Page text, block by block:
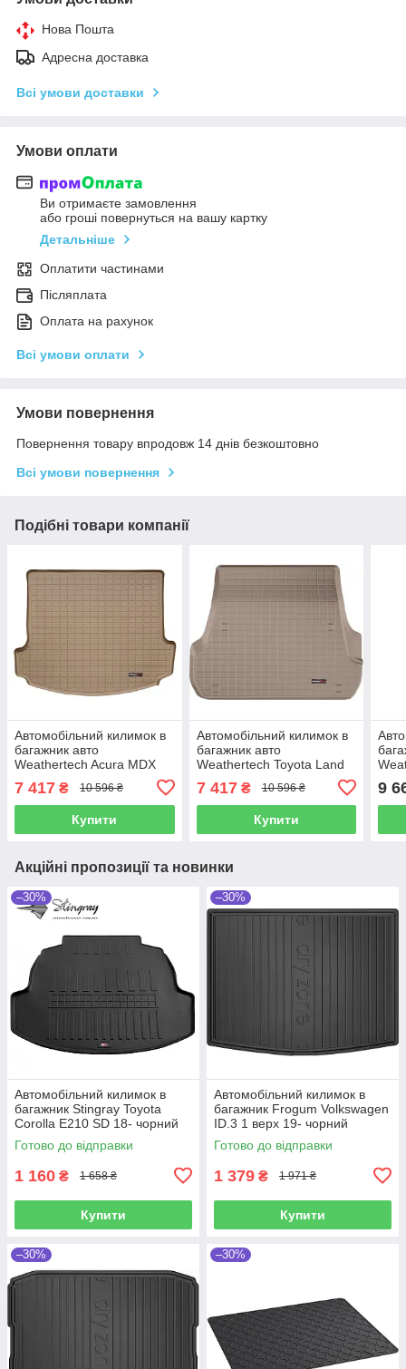
Нова Пошта
Адресна доставка
Всі умови доставки
Умови оплати
Ви отримаєте замовлення
або гроші повернуться на вашу картку
Детальніше
Оплатити частинами
Післяплата
Оплата на рахунок
Всі умови оплати
Умови повернення
Повернення товару впродовж 14 днів безкоштовно
Всі умови повернення
Подібні товари компанії
Автомобільний килимок в
багажник авто
Weathertech Acura MDX
рядом Акура МДХ
7 417 ₴ 10 596 ₴
Купити
Автомобільний килимок в
багажник авто
Weathertech Toyota Land
бежевий за 2м рядом
Тойота Ленд Крузер 200
7 417₴ 10 596 ₴
Купити
9
Акційні пропозиції та новинки
–30%
Автомобільний килимок в
багажник Stingray Toyota
Corolla E210 SD 18- чорний
Тойота Королла
Готово до відправки
1 160 ₴ 1 658 ₴
Купити
–30%
Автомобільний килимок в
багажник Frogum Volkswagen
ID.3 1 верх 19- чорний
Фольксваген Айди3
Готово до відправки
1 379 ₴ 1 971 ₴
Купити
–30% –30%